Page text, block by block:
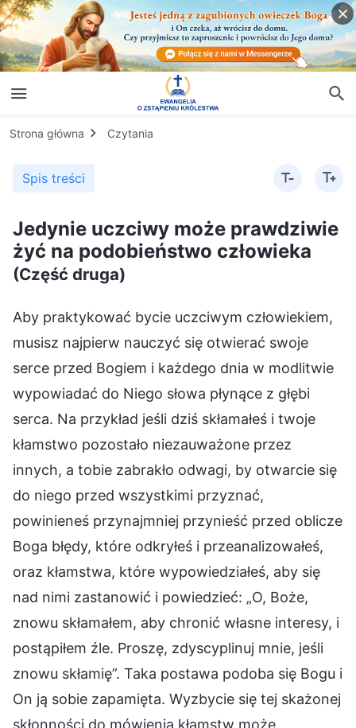
Strona główna Czytania
Spis treści
Jedynie uczciwy może prawdziwie
żyć na podobieństwo człowieka
(Część druga)
Aby praktykować bycie uczciwym człowiekiem,
musisz najpierw nauczyć się otwierać swoje
serce przed Bogiem i każdego dnia w modlitwie
wypowiadać do Niego słowa płynące z głębi
serca. Na przykład jeśli dziś skłamałeś i twoje
kłamstwo pozostało niezauważone przez
innych, a tobie zabrakło odwagi, by otwarcie się
do niego przed wszystkimi przyznać,
powinieneś przynajmniej przynieść przed oblicze
Boga błędy, które odkryłeś i przeanalizowałeś,
oraz kłamstwa, które wypowiedziałeś, aby się
nad nimi zastanowić i powiedzieć: „O, Boże,
znowu skłamałem, aby chronić własne interesy, i
postąpiłem źle. Proszę, zdyscyplinuj mnie, jeśli
znowu skłamię”. Taka postawa podoba się Bogu i
On ją sobie zapamięta. Wyzbycie się tej skażonej
skłonności do mówienia kłamstw może